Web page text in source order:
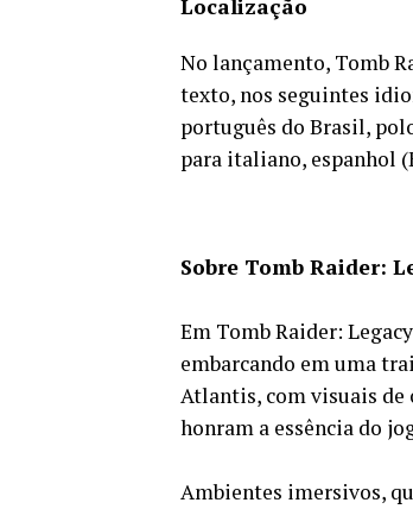
Localização
No lançamento, Tomb
texto, nos seguintes
português do Brasil,
para italiano, espanhol
Sobre Tomb Raider:
Em Tomb Raider:
embarcando em uma
Atlantis, com visuais de
honram a essência do
Ambientes imersivos,